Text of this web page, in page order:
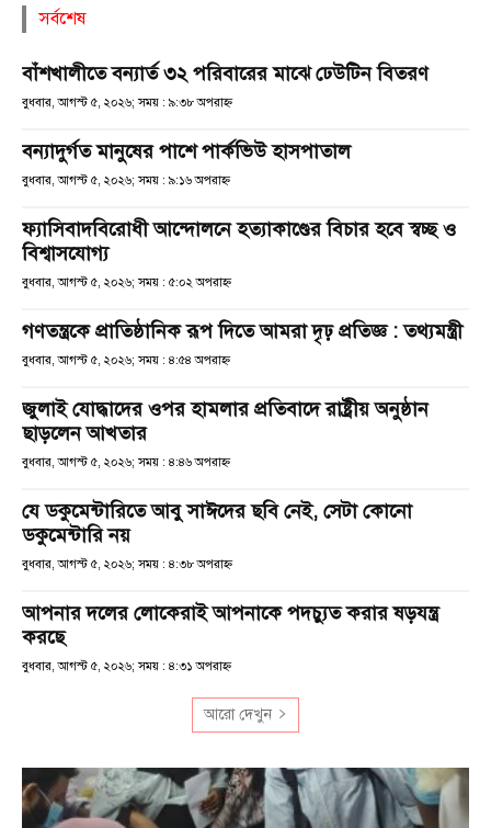
সর্বশেষ
বাঁশখালীতে বন্যার্ত ৩২ পরিবারের মাঝে ঢেউটিন বিতরণ
বুধবার, আগস্ট ৫, ২০২৬; সময় : ৯:৩৮ অপরাহ্ণ
বন্যাদুর্গত মানুষের পাশে পার্কভিউ হাসপাতাল
বুধবার, আগস্ট ৫, ২০২৬; সময় : ৯:১৬ অপরাহ্ণ
ফ্যাসিবাদবিরোধী আন্দোলনে হত্যাকাণ্ডের বিচার হবে স্বচ্ছ ও
বিশ্বাসযোগ্য
বুধবার, আগস্ট ৫, ২০২৬; সময় : ৫:০২ অপরাহ্ণ
গণতন্ত্রকে প্রাতিষ্ঠানিক রূপ দিতে আমরা দৃঢ় প্রতিজ্ঞ : তথ্যমন্ত্রী
বুধবার, আগস্ট ৫, ২০২৬; সময় : ৪:৫৪ অপরাহ্ণ
জুলাই যোদ্ধাদের ওপর হামলার প্রতিবাদে রাষ্ট্রীয় অনুষ্ঠান
ছাড়লেন আখতার
বুধবার, আগস্ট ৫, ২০২৬; সময় : ৪:৪৬ অপরাহ্ণ
যে ডকুমেন্টারিতে আবু সাঈদের ছবি নেই, সেটা কোনো
ডকুমেন্টারি নয়
বুধবার, আগস্ট ৫, ২০২৬; সময় : ৪:৩৮ অপরাহ্ণ
আপনার দলের লোকেরাই আপনাকে পদচ্যুত করার ষড়যন্ত্র
করছে
বুধবার, আগস্ট ৫, ২০২৬; সময় : ৪:৩১ অপরাহ্ণ
আরো দেখুন